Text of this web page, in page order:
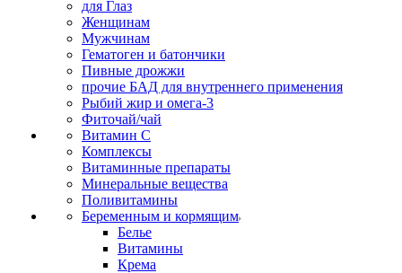
для Глаз
Женщинам
Мужчинам
Гематоген и батончики
Пивные дрожжи
прочие БАД для внутреннего применения
Рыбий жир и омега-3
Фиточай/чай
Витамин С
Комплексы
Витаминные препараты
Минеральные вещества
Поливитамины
Беременным и кормящим
Белье
Витамины
Крема